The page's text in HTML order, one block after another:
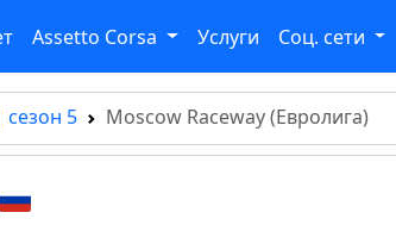
Assetto Corsa Услуги Соц. сети
5 Moscow Raceway (Евролига)